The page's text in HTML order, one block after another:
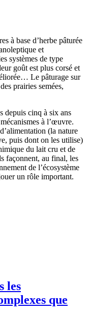
à base d’herbe pâturée
et
systèmes de type
goût est plus corsé et
Le pâturage sur
prairies semées,
depuis cinq à six ans
à l’œuvre.
(la nature
puis dont on les utilise)
du lait cru et de
façonnent, au final, les
de l’écosystème
un rôle important.
les
que